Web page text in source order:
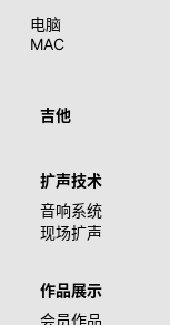
电脑
MAC
吉他
扩声技术
音响系统
现场扩声
作品展示
会员作品